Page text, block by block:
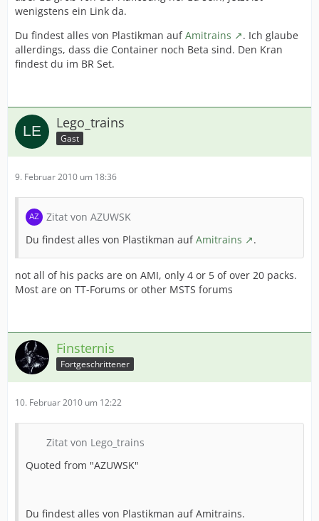
wenigstens ein Link da.
Du findest alles von Plastikman aufAmitrains
. Ich glaube
allerdings, dass die Container noch Beta sind. Den Kran
findest du im BR Set.
Lego_trains
Gast
9. Februar 2010 um 18:36
Zitat von AZUWSK
Du findest alles von Plastikman aufAmitrains .
not all of his packs are on AMI, only 4 or 5 of over 20 packs.
Most are on TT-Forums or other MSTS forums
Finsternis
Fortgeschrittener
10. Februar 2010 um 12:22
Zitat von Lego_trains
Quoted from "AZUWSK"
Du findest alles von Plastikman auf Amitrains.